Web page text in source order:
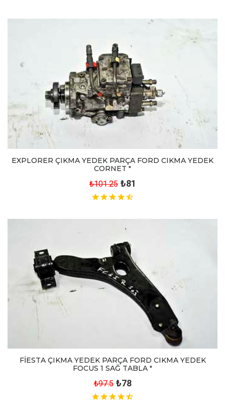
EXPLORER ÇIKMA YEDEK PARÇA FORD CIKMA YEDEK
CORNET "
₺101.25 ₺81
FİESTA ÇIKMA YEDEK PARÇA FORD CIKMA YEDEK
FOCUS 1 SAĞ TABLA "
₺97.5 ₺78